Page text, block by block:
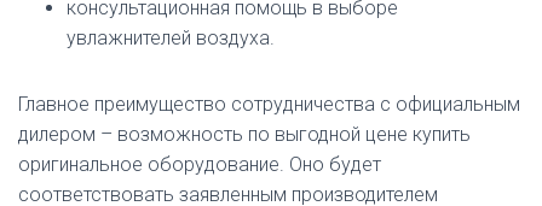
консультационная помощь в выборе
увлажнителей воздуха.
Главное преимущество сотрудничества с официальным
дилером – возможность по выгодной цене купить
оригинальное оборудование. Оно будет
соответствовать заявленным производителем